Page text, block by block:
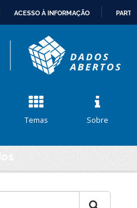
CONTEÚDO
ACESSO À INFORMAÇÃO
Temas Sobre